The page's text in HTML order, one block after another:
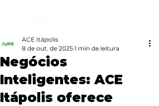
Negócios
Inteligentes: ACE
Itápolis oferece
ACE Itápolis
8 de out. de 2025 1 min de leitura